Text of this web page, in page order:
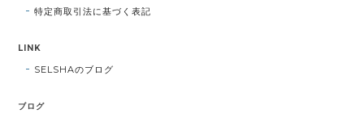
特定商取引法に基づく表記
LINK
SELSHAのブログ
ブログ